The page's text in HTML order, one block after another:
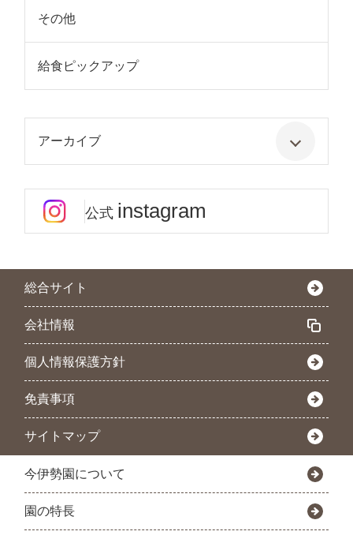
その他
給食ピックアップ
アーカイブ
公式 instagram
総合サイト
会社情報
個人情報保護方針
免責事項
サイトマップ
今伊勢園について
園の特長